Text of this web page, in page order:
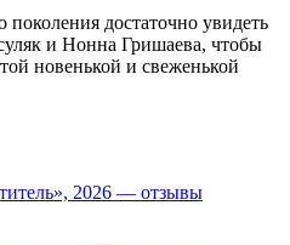
достаточно увидеть
и Нонна Гришаева, чтобы
новенькой и свеженькой
2026 — отзывы